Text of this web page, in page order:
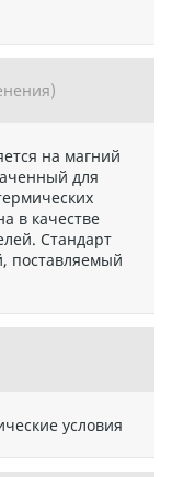
на магний
для
в качестве
Стандарт
поставляемый
условия